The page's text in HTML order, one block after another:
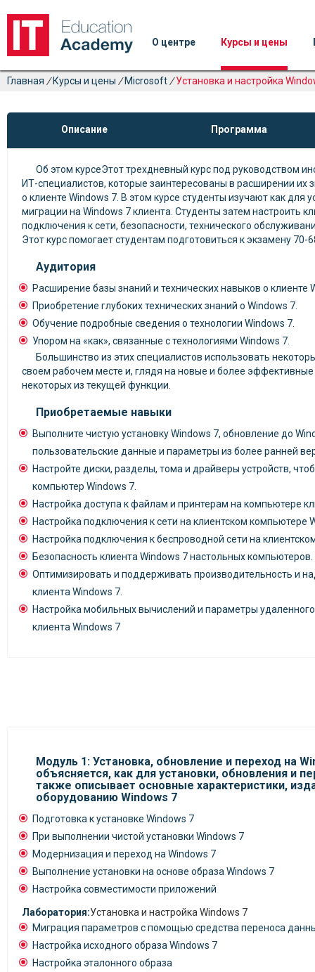
О центре Курсы и цены
Главная / Курсы и цены / Microsoft / Установка и настройка
Описание Программа
Об этом курсеЭтот трехдневный курс под руководством
ИТ-специалистов, которые заинтересованы в расширении их
о клиенте Windows 7. В этом курсе студенты изучают как для
миграции на Windows 7 клиента. Студенты затем настроить
подключения к сети, безопасности, технического
Этот курс помогает студентам подготовиться к экзамену 70-
Аудитория
Расширение базы знаний и технических навыков о клиенте
Приобретение глубоких технических знаний о Windows 7.
Обучение подробные сведения о технологии Windows 7.
Упором на «как», связанные с технологиями Windows 7.
Большинство из этих специалистов использовать
своем рабочем месте и, глядя на новые и более
некоторых из текущей функции.
Приобретаемые навыки
Выполните чистую установку Windows 7, обновление до
пользовательские данные и параметры из более ранней
Настройте диски, разделы, тома и драйверы устройств,
компьютер Windows 7.
Настройка доступа к файлам и принтерам на компьютере
Настройка подключения к сети на клиентском компьютере
Настройка подключения к беспроводной сети на
Безопасность клиента Windows 7 настольных компьютеров.
Оптимизировать и поддерживать производительность и
клиента Windows 7.
Настройка мобильных вычислений и параметры
клиента Windows 7
Модуль 1: Установка, обновление и переход на
объясняется, как для установки, обновления и
также описывает основные характеристики,
оборудованию Windows 7
Подготовка к установке Windows 7
При выполнении чистой установки Windows 7
Модернизация и переход на Windows 7
Выполнение установки на основе образа Windows 7
Настройка совместимости приложений
Лаборатория:Установка и настройка Windows 7
Миграция параметров с помощью средства переноса
Настройка исходного образа Windows 7
Настройка эталонного образа